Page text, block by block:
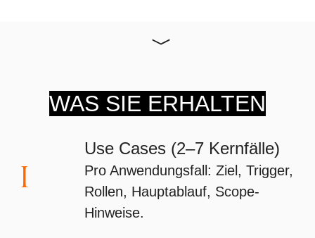
WAS SIE ERHALTEN
I
Use Cases (2–7 Kernfälle)
Pro Anwendungsfall: Ziel, Trigger,
Rollen, Hauptablauf, Scope-
Hinweise.